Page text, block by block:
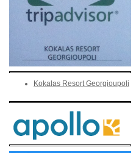
Kokalas Resort Georgioupoli